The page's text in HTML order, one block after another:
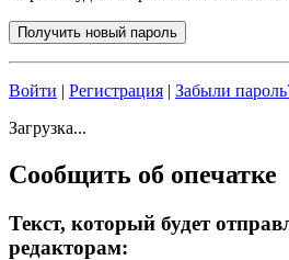
Войти | Регистрация | Забыли
Загрузка...
Сообщить об опечатке
Текст, который будет
редакторам: